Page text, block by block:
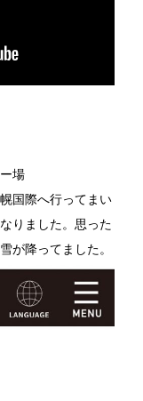
場
国際へ行ってまい
りました。思った
が降ってました。